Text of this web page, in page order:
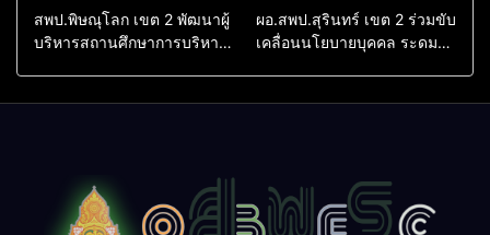
สพป.พิษณุโลก เขต 2 พัฒนาผู้
บริหารสถานศึกษาการบริหาร
ผอ.สพป.สุรินทร์ เขต 2 ร่วมขับ
เคลื่อนนโยบายบุคคล ระดม